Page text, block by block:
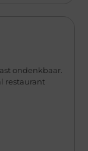
ondenkbaar.
restaurant